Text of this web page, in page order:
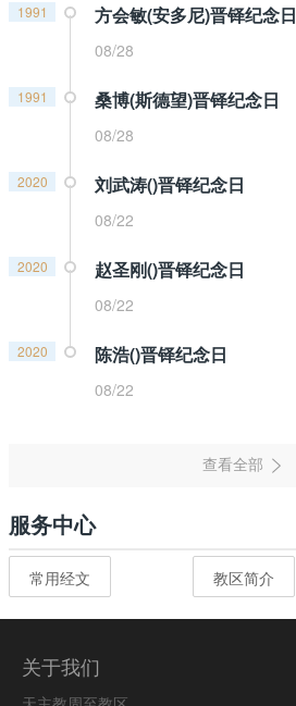
1991 方会敏(安多尼)晋铎纪念日
08/28
1991 桑博(斯德望)晋铎纪念日
08/28
2020 刘武涛()晋铎纪念日
08/22
2020 赵圣刚()晋铎纪念日
08/22
2020 陈浩()晋铎纪念日
08/22
服务中心
常用经文 教区简介
关于我们